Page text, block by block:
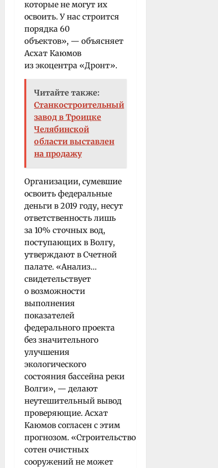
которые не могут их
освоить. У нас строится
порядка 60
объектов», — объясняет
Асхат Каюмов
из экоцентра «Дронт».
Читайте также:
Станкостроительный
завод в Троицке
Челябинской
области выставлен
на продажу
Организации, сумевшие
освоить федеральные
деньги в 2019 году, несут
ответственность лишь
за 10% сточных вод,
поступающих в Волгу,
утверждают в Счетной
палате. «Анализ…
свидетельствует
о возможности
выполнения
показателей
федерального проекта
без значительного
улучшения
экологического
состояния бассейна реки
Волги», — делают
неутешительный вывод
проверяющие. Асхат
Каюмов согласен с этим
прогнозом. «Строительство
сотен очистных
сооружений не может